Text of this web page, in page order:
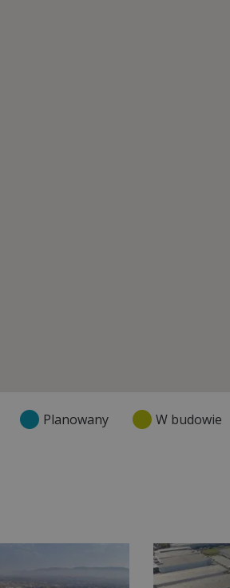
Planowany W budowie